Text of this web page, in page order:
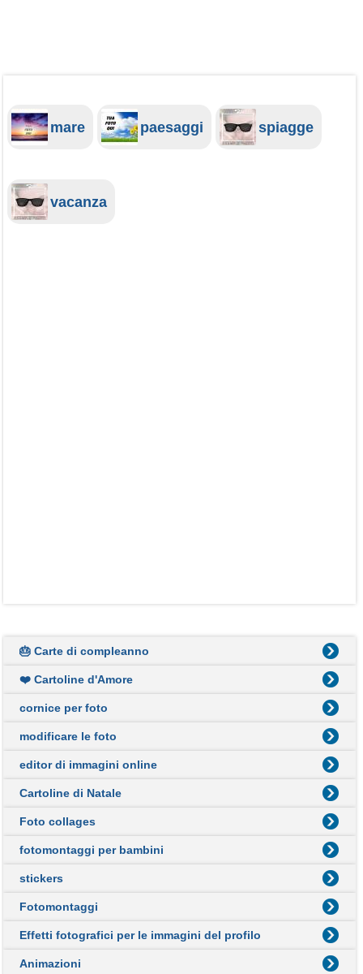
mare paesaggi spiagge
vacanza
🎂 Carte di compleanno
❤️ Cartoline d'Amore
cornice per foto
modificare le foto
editor di immagini online
Cartoline di Natale
Foto collages
fotomontaggi per bambini
stickers
Fotomontaggi
Effetti fotografici per le immagini del profilo
Animazioni